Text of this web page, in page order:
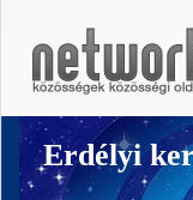
Erdélyi